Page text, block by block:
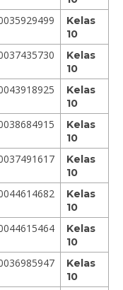
Kelas
10
Kelas
10
Kelas
10
Kelas
10
Kelas
10
Kelas
10
Kelas
10
Kelas
10